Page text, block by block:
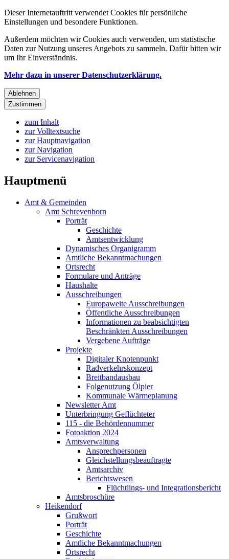
Dieser Internetauftritt verwendet Cookies für persönliche
Einstellungen und besondere Funktionen.
Außerdem möchten wir Cookies auch verwenden, um statistische
Daten zur Nutzung unseres Angebots zu sammeln. Dafür bitten wir
um Ihr Einverständnis.
Mehr dazu in unserer Datenschutzerklärung.
Ablehnen
Zustimmen
zum Inhalt
zur Volltextsuche
zur Hauptnavigation
zur Navigation
zur Servicenavigation
Hauptmenü
Amt & Gemeinden
Amt Schrevenborn
Porträt
Geschichte
Amtsentwicklung
Dynamisches Organigramm
Amtliche Bekanntmachungen
Ortsrecht
Formulare und Anträge
Haushalte
Ausschreibungen
Europaweite Ausschreibungen
Öffentliche Ausschreibungen
Informationen zu beabsichtigten
Beschränkten Ausschreibungen
Vergebene Aufträge
Projekte
Digitaler Knotenpunkt
Radverkehrskonzept
Breitbandausbau
Folgenutzung Ölpier
Kommunale Wärmeplanung
Newsletter Amt
Unterbringung Geflüchteter
115 - die Behördennummer
Fotoaktion 2024
Amtsverwaltung
Ansprechpersonen
Gleichstellungsbeauftragte
Amtsarchiv
Berichtswesen
Flüchtlings- und Integrationsbericht
Amtsbroschüre
Heikendorf
Grußwort
Porträt
Geschichte
Amtliche Bekanntmachungen
Ortsrecht